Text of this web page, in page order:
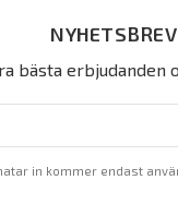
NYHETSBREV
bästa erbjudanden
in kommer endast